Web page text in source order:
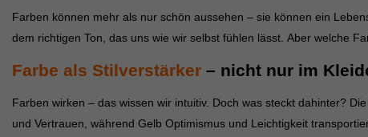
Farben können mehr als nur schön aussehen – sie können ein
dem richtigen Ton, das uns wie wir selbst fühlen lässt. Aber welche
Farbe als Stilverstärker – nicht nur im
Farben wirken – das wissen wir intuitiv. Doch was steckt dahinter? Die
und Vertrauen, während Gelb Optimismus und Leichtigkeit